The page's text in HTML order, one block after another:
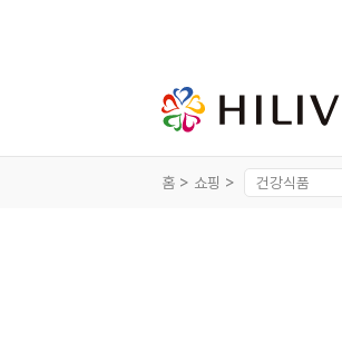
홈 > 쇼핑 >